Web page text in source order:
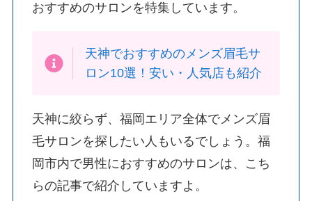
おすすめのサロンを特集しています。
天神でおすすめのメンズ眉毛サ
ロン10選！安い・人気店も紹介
天神に絞らず、福岡エリア全体でメンズ眉
毛サロンを探したい人もいるでしょう。福
岡市内で男性におすすめのサロンは、こち
らの記事で紹介していますよ。